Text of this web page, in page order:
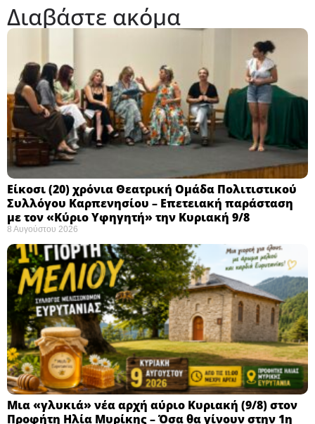
Διαβάστε ακόμα
Eίκοσι (20) χρόνια Θεατρική Ομάδα Πολιτιστικού
Συλλόγου Καρπενησίου – Επετειακή παράσταση
με τον «Κύριο Υφηγητή» την Κυριακή 9/8
8 Αυγούστου 2026
Μια «γλυκιά» νέα αρχή αύριο Κυριακή (9/8) στον
Προφήτη Ηλία Μυρίκης – Όσα θα γίνουν στην 1η